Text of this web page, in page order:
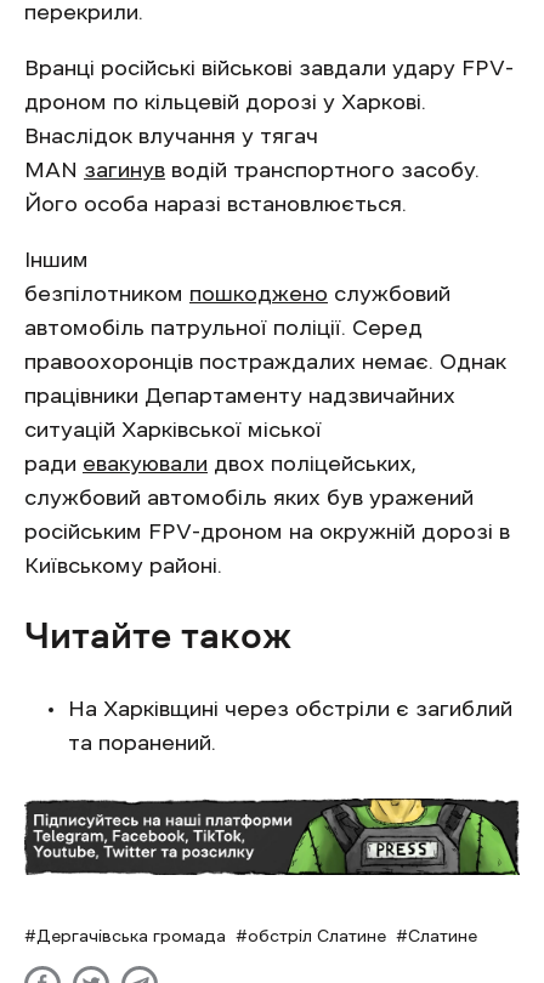
перекрили.
Вранці російські військові завдали удару FPV-
дроном по кільцевій дорозі у Харкові.
Внаслідок влучання у тягач
MAN загинув водій транспортного засобу.
Його особа наразі встановлюється.
Іншим
безпілотником пошкоджено службовий
автомобіль патрульної поліції. Серед
правоохоронців постраждалих немає. Однак
працівники Департаменту надзвичайних
ситуацій Харківської міської
ради евакуювали двох поліцейських,
службовий автомобіль яких був уражений
російським FPV-дроном на окружній дорозі в
Київському районі.
Читайте також
На Харківщині через обстріли є загиблий
та поранений.
Дергачівська громада обстріл Слатине Слатине